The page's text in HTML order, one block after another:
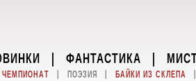
| ФАНТАСТИКА |
ЧЕМПИОНАТ | ПОЭЗИЯ | БАЙКИ ИЗ СКЛЕПА |